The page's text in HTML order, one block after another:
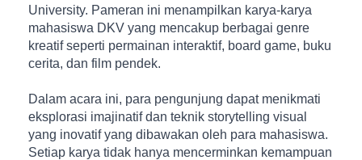
University. Pameran ini menampilkan karya-karya
mahasiswa DKV yang mencakup berbagai genre
kreatif seperti permainan interaktif, board game, buku
cerita, dan film pendek.
Dalam acara ini, para pengunjung dapat menikmati
eksplorasi imajinatif dan teknik storytelling visual
yang inovatif yang dibawakan oleh para mahasiswa.
Setiap karya tidak hanya mencerminkan kemampuan